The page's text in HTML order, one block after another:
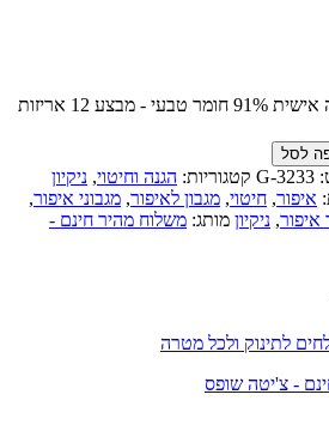
מגבונים להסרת איפור אריזה אישית 91% חומר טבעי - מבצע 12 אריזות
לסל
G-3233 קטגוריות: הגנה וחיטוי, ניקיון
איפור, חיטוי, מגבון לאיפור, מגבוני איפור,
איפור, ניקיון מותג: משלוח מהיר חינם -
- צ'יטה שופס